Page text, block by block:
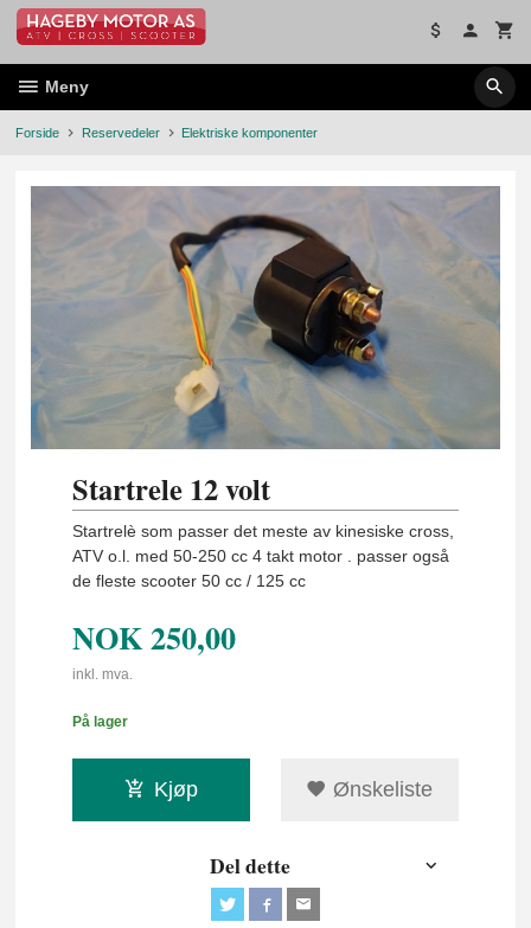
Gå
innholdet
Meny
Forside Reservedeler Elektriske komponenter
Startrele 12 volt
Startrelè som passer det meste av kinesiske cross,
ATV o.l. med 50-250 cc 4 takt motor . passer også
de fleste scooter 50 cc / 125 cc
NOK250,00
inkl. mva.
På lager
Kjøp Ønskeliste
Del dette